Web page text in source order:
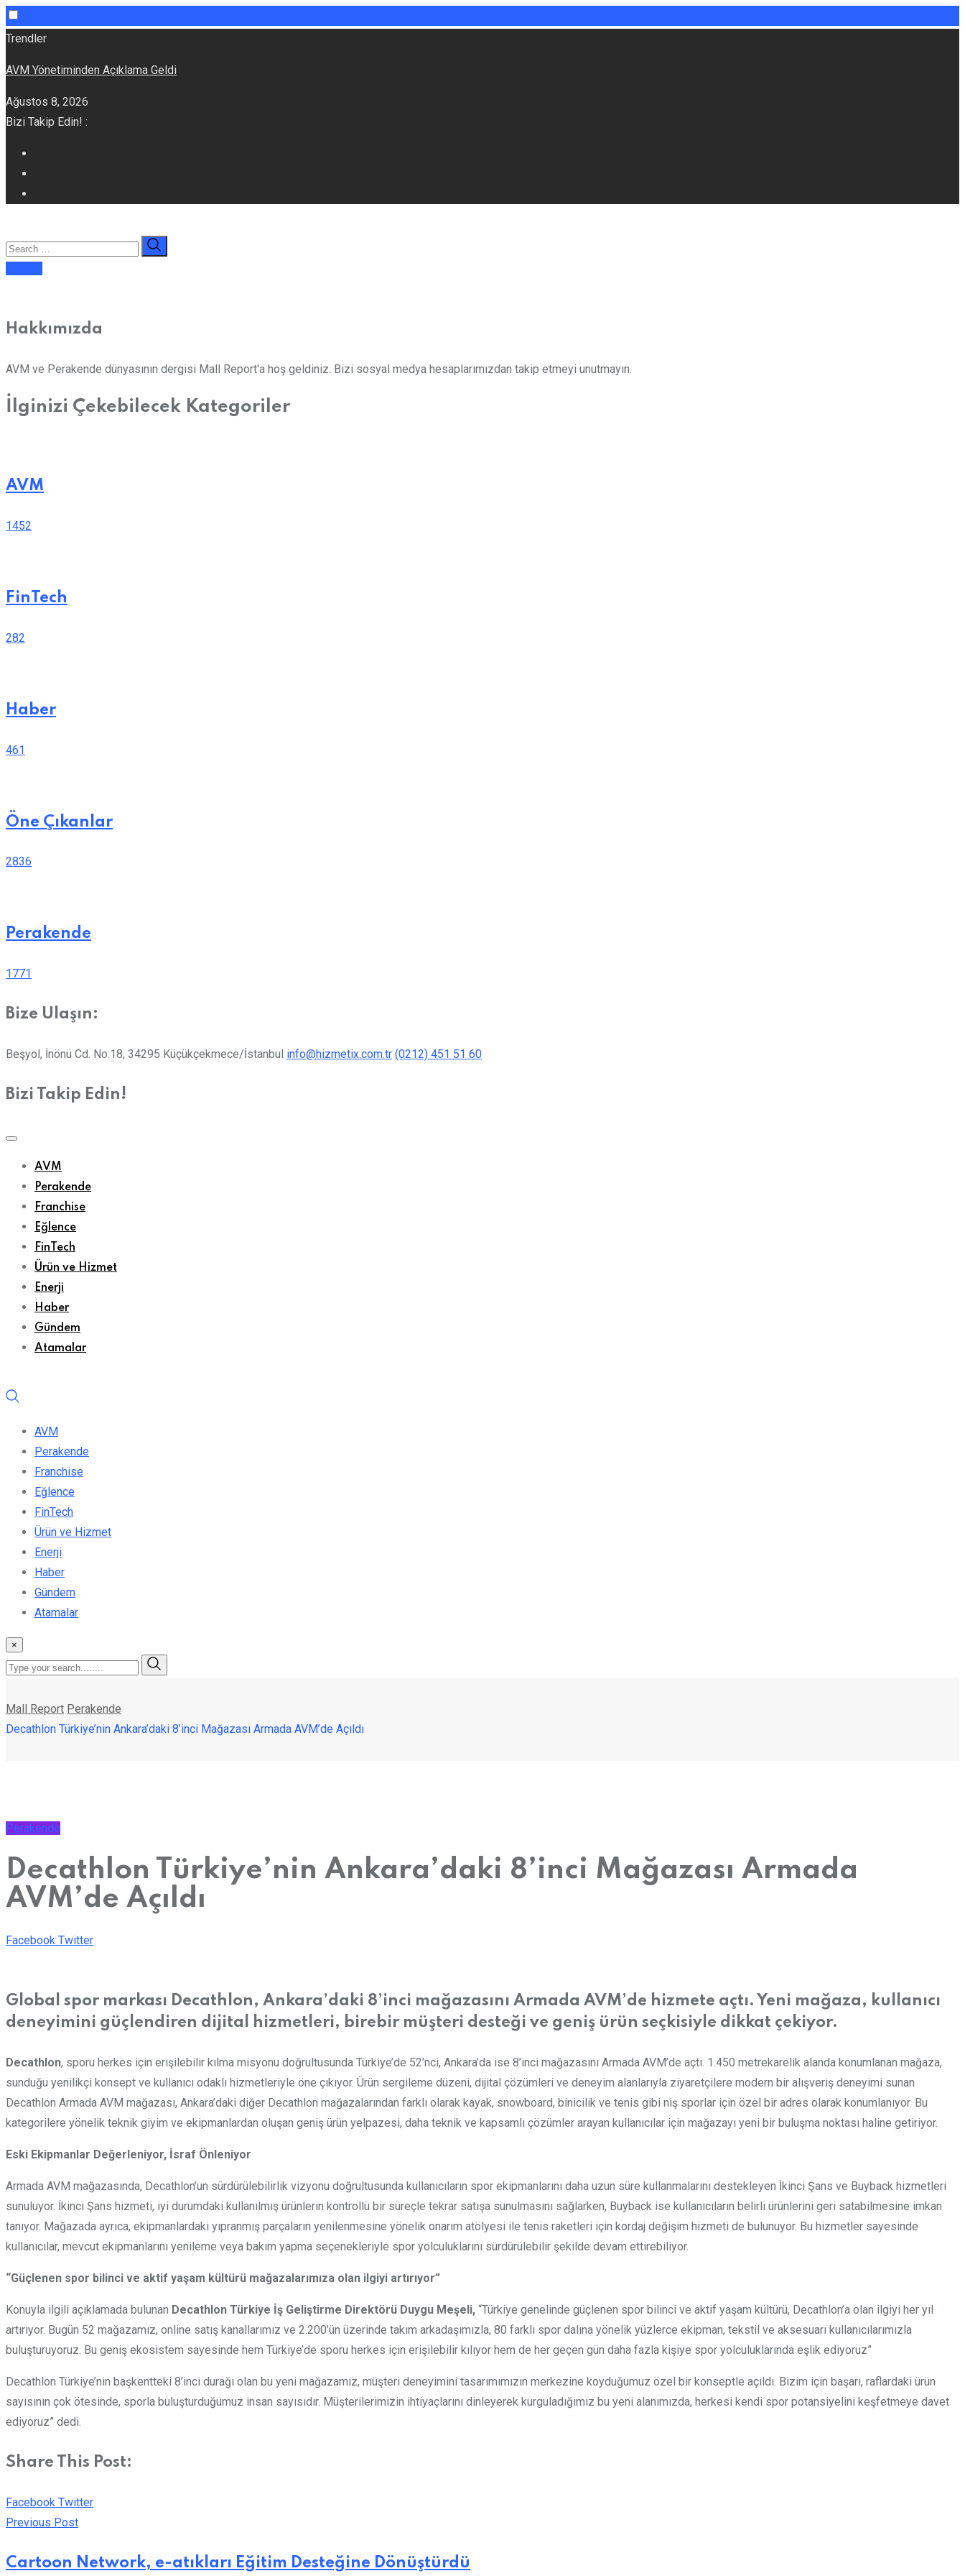
Skip
content
Trendler
AVM Yönetiminden Açıklama Geldi
Ağustos 8, 2026
Bizi Takip Edin! :
Hakkımızda
AVM ve Perakende dünyasının dergisi Mall Report'a hoş geldiniz. Bizi sosyal medya hesaplarımızdan takip etmeyi unutmayın.
İlginizi Çekebilecek Kategoriler
AVM
1452
FinTech
282
Haber
461
Öne Çıkanlar
2836
Perakende
1771
Bize Ulaşın:
Beşyol, İnönü Cd. No:18, 34295 Küçükçekmece/İstanbul info@hizmetix.com.tr (0212) 451 51 60
Bizi Takip Edin!
AVM
Perakende
Franchise
Eğlence
FinTech
Ürün ve Hizmet
Enerji
Haber
Gündem
Atamalar
AVM
Perakende
Franchise
Eğlence
FinTech
Ürün ve Hizmet
Enerji
Haber
Gündem
Atamalar
×
Mall Report Perakende
Decathlon Türkiye’nin Ankara’daki 8’inci Mağazası Armada AVM’de Açıldı
Perakende
Decathlon Türkiye’nin Ankara’daki 8’inci Mağazası Armada
AVM’de Açıldı
Facebook TwitterLinkedIn
Whatsapp
Print
Share
Global spor markası Decathlon, Ankara’daki 8’inci mağazasını Armada AVM’de hizmete açtı. Yeni mağaza, kullanıcı
deneyimini güçlendiren dijital hizmetleri, birebir müşteri desteği ve geniş ürün seçkisiyle dikkat çekiyor.
Decathlon, sporu herkes için erişilebilir kılma misyonu doğrultusunda Türkiye’de 52’nci, Ankara’da ise 8’inci mağazasını Armada AVM’de açtı. 1.450 metrekarelik alanda konumlanan mağaza,
sunduğu yenilikçi konsept ve kullanıcı odaklı hizmetleriyle öne çıkıyor. Ürün sergileme düzeni, dijital çözümleri ve deneyim alanlarıyla ziyaretçilere modern bir alışveriş deneyimi sunan
Decathlon Armada AVM mağazası, Ankara’daki diğer Decathlon mağazalarından farklı olarak kayak, snowboard, binicilik ve tenis gibi niş sporlar için özel bir adres olarak konumlanıyor. Bu
kategorilere yönelik teknik giyim ve ekipmanlardan oluşan geniş ürün yelpazesi, daha teknik ve kapsamlı çözümler arayan kullanıcılar için mağazayı yeni bir buluşma noktası haline getiriyor.
Eski Ekipmanlar Değerleniyor, İsraf Önleniyor
Armada AVM mağazasında, Decathlon’un sürdürülebilirlik vizyonu doğrultusunda kullanıcıların spor ekipmanlarını daha uzun süre kullanmalarını destekleyen İkinci Şans ve Buyback hizmetleri
sunuluyor. İkinci Şans hizmeti, iyi durumdaki kullanılmış ürünlerin kontrollü bir süreçle tekrar satışa sunulmasını sağlarken, Buyback ise kullanıcıların belirli ürünlerini geri satabilmesine imkan
tanıyor. Mağazada ayrıca, ekipmanlardaki yıpranmış parçaların yenilenmesine yönelik onarım atölyesi ile tenis raketleri için kordaj değişim hizmeti de bulunuyor. Bu hizmetler sayesinde
kullanıcılar, mevcut ekipmanlarını yenileme veya bakım yapma seçenekleriyle spor yolculuklarını sürdürülebilir şekilde devam ettirebiliyor.
“Güçlenen spor bilinci ve aktif yaşam kültürü mağazalarımıza olan ilgiyi artırıyor”
Konuyla ilgili açıklamada bulunan Decathlon Türkiye İş Geliştirme Direktörü Duygu Meşeli, “Türkiye genelinde güçlenen spor bilinci ve aktif yaşam kültürü, Decathlon’a olan ilgiyi her yıl
artırıyor. Bugün 52 mağazamız, online satış kanallarımız ve 2.200’ün üzerinde takım arkadaşımızla, 80 farklı spor dalına yönelik yüzlerce ekipman, tekstil ve aksesuarı kullanıcılarımızla
buluşturuyoruz. Bu geniş ekosistem sayesinde hem Türkiye’de sporu herkes için erişilebilir kılıyor hem de her geçen gün daha fazla kişiye spor yolculuklarında eşlik ediyoruz”
Decathlon Türkiye’nin başkentteki 8’inci durağı olan bu yeni mağazamız, müşteri deneyimini tasarımımızın merkezine koyduğumuz özel bir konseptle açıldı. Bizim için başarı, raflardaki ürün
sayısının çok ötesinde, sporla buluşturduğumuz insan sayısıdır. Müşterilerimizin ihtiyaçlarını dinleyerek kurguladığımız bu yeni alanımızda, herkesi kendi spor potansiyelini keşfetmeye davet
ediyoruz” dedi.
Share This Post:
Facebook TwitterLinkedIn
Whatsapp
Print
Share
Previous Post
Cartoon Network, e-atıkları Eğitim Desteğine Dönüştürdü